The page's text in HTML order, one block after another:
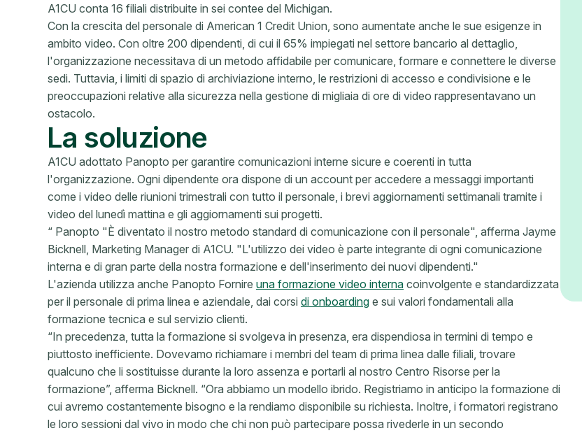
A1CU conta 16 filiali distribuite in sei contee del Michigan.
Con la crescita del personale di American 1 Credit Union, sono aumentate anche le sue esigenze in
ambito video. Con oltre 200 dipendenti, di cui il 65% impiegati nel settore bancario al dettaglio,
l'organizzazione necessitava di un metodo affidabile per comunicare, formare e connettere le diverse
sedi. Tuttavia, i limiti di spazio di archiviazione interno, le restrizioni di accesso e condivisione e le
preoccupazioni relative alla sicurezza nella gestione di migliaia di ore di video rappresentavano un
ostacolo.
La soluzione
A1CU adottato Panopto per garantire comunicazioni interne sicure e coerenti in tutta
l'organizzazione. Ogni dipendente ora dispone di un account per accedere a messaggi importanti
come i video delle riunioni trimestrali con tutto il personale, i brevi aggiornamenti settimanali tramite i
video del lunedì mattina e gli aggiornamenti sui progetti.
“ Panopto "È diventato il nostro metodo standard di comunicazione con il personale", afferma Jayme
Bicknell, Marketing Manager di A1CU. "L'utilizzo dei video è parte integrante di ogni comunicazione
interna e di gran parte della nostra formazione e dell'inserimento dei nuovi dipendenti."
L'azienda utilizza anche Panopto Fornire una formazione video interna coinvolgente e standardizzata
per il personale di prima linea e aziendale, dai corsi di onboarding e sui valori fondamentali alla
formazione tecnica e sul servizio clienti.
“In precedenza, tutta la formazione si svolgeva in presenza, era dispendiosa in termini di tempo e
piuttosto inefficiente. Dovevamo richiamare i membri del team di prima linea dalle filiali, trovare
qualcuno che li sostituisse durante la loro assenza e portarli al nostro Centro Risorse per la
formazione”, afferma Bicknell. “Ora abbiamo un modello ibrido. Registriamo in anticipo la formazione di
cui avremo costantemente bisogno e la rendiamo disponibile su richiesta. Inoltre, i formatori registrano
le loro sessioni dal vivo in modo che chi non può partecipare possa rivederle in un secondo